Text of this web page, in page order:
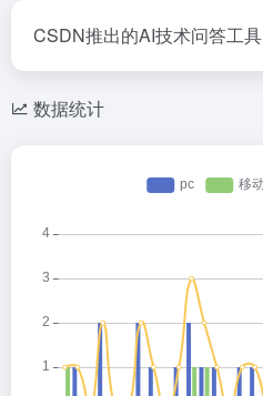
CSDN推出的AI技术问答工具
数据统计